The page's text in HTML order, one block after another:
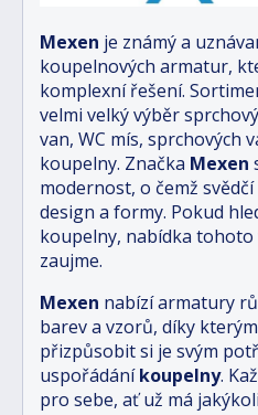
Mexen je známý a
koupelnových armatur,
komplexní řešení.
velmi velký výběr
van, WC mís, sprchových
koupelny. Značka Mexen
modernost, o čemž
design a formy. Pokud
koupelny, nabídka tohoto
zaujme.
Mexen nabízí armatury
barev a vzorů, díky
přizpůsobit si je svým
uspořádání koupelny.
pro sebe, ať už má